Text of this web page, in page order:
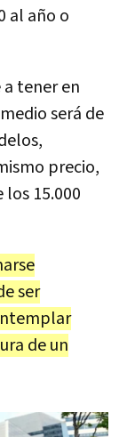
al año o
tener en
será de
precio,
15.000
ser
de un